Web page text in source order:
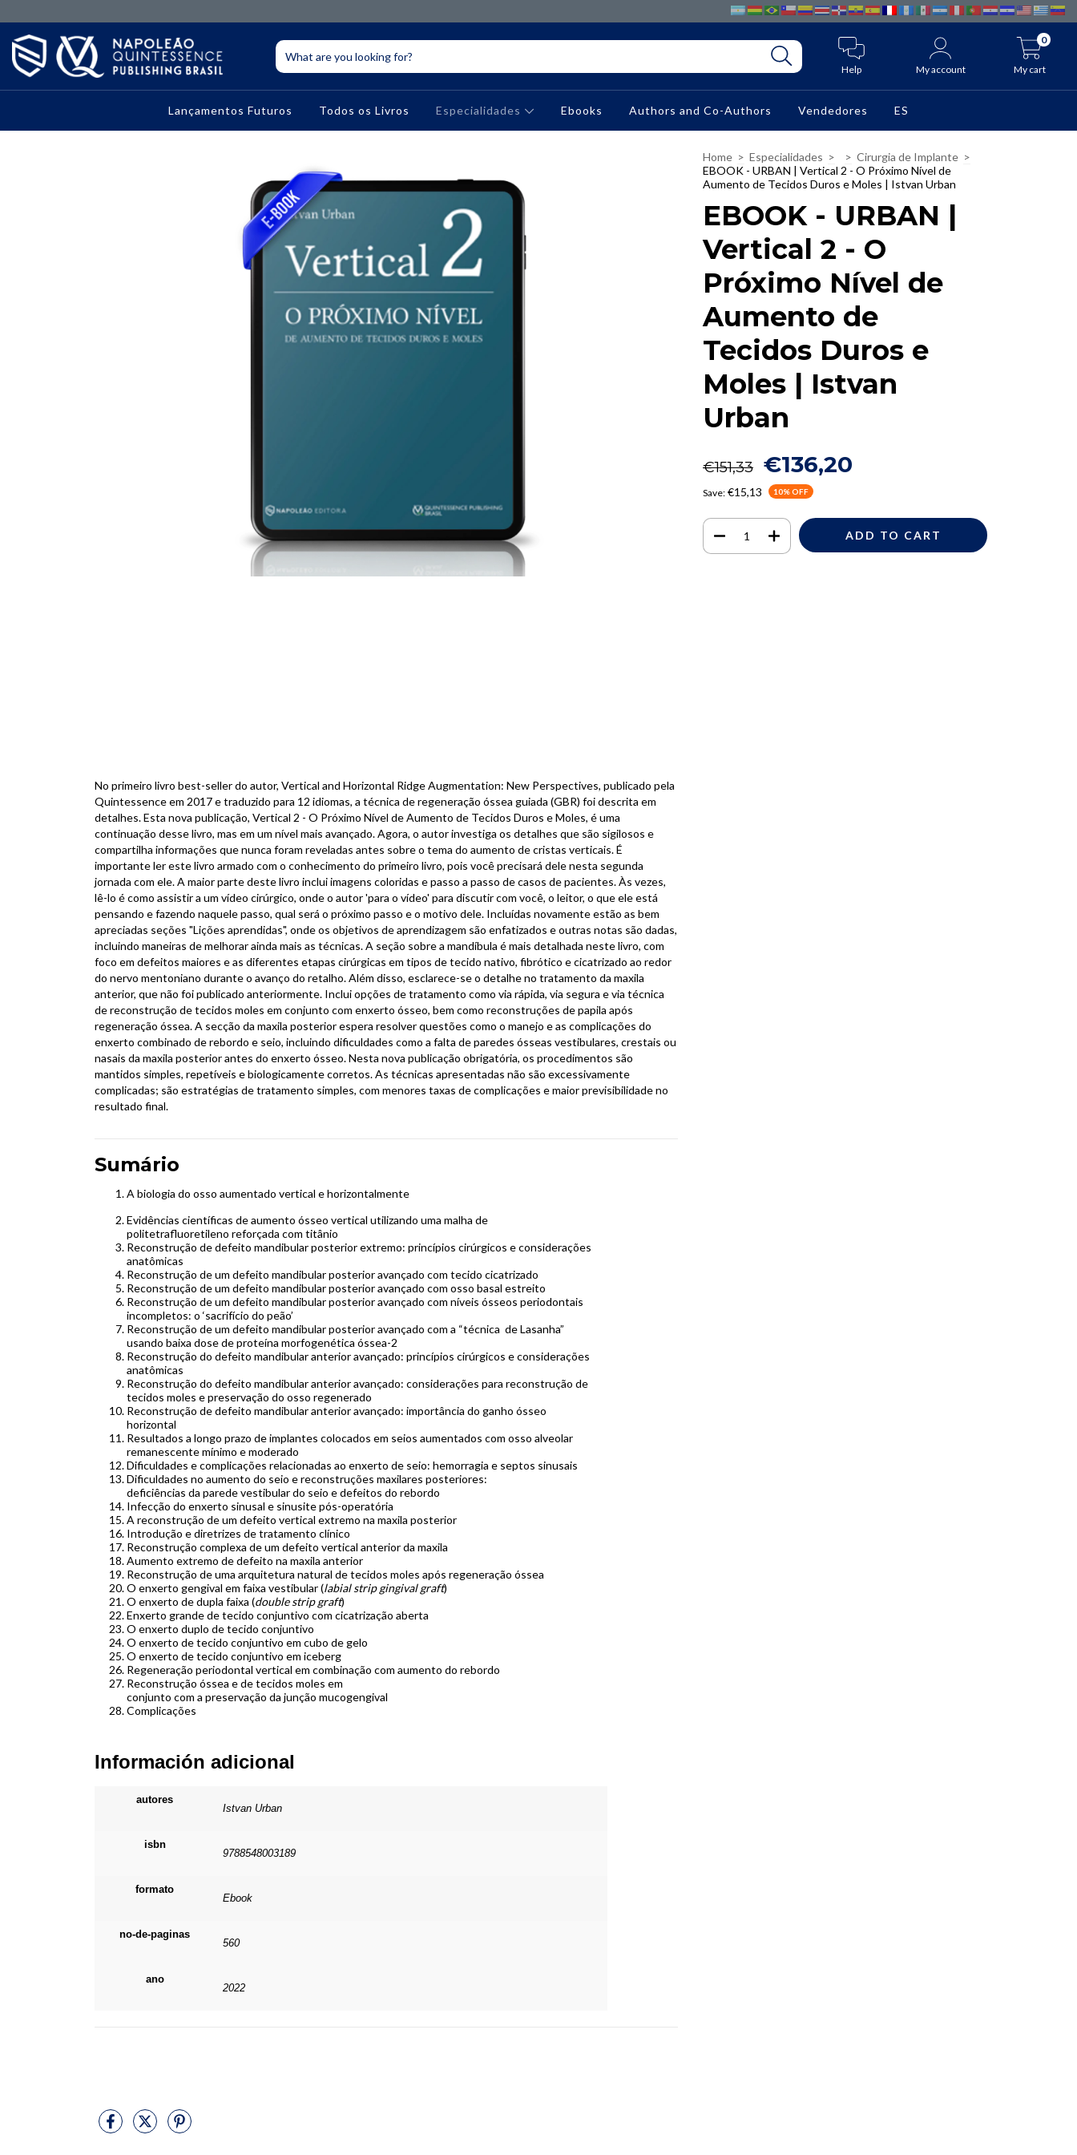
Help My account My cart
0
Lançamentos Futuros Todos os Livros Especialidades Ebooks Authors and Co-Authors Vendedores ES
No primeiro livro best-seller do autor, Vertical and Horizontal Ridge Augmentation: New Perspectives, publicado pela
Quintessence em 2017 e traduzido para 12 idiomas, a técnica de regeneração óssea guiada (GBR) foi descrita em
detalhes. Esta nova publicação, Vertical 2 - O Próximo Nível de Aumento de Tecidos Duros e Moles, é uma
continuação desse livro, mas em um nível mais avançado. Agora, o autor investiga os detalhes que são sigilosos e
compartilha informações que nunca foram reveladas antes sobre o tema do aumento de cristas verticais. É
importante ler este livro armado com o conhecimento do primeiro livro, pois você precisará dele nesta segunda
jornada com ele. A maior parte deste livro inclui imagens coloridas e passo a passo de casos de pacientes. Às vezes,
lê-lo é como assistir a um vídeo cirúrgico, onde o autor 'para o vídeo' para discutir com você, o leitor, o que ele está
pensando e fazendo naquele passo, qual será o próximo passo e o motivo dele. Incluídas novamente estão as bem
apreciadas seções "Lições aprendidas", onde os objetivos de aprendizagem são enfatizados e outras notas são dadas,
incluindo maneiras de melhorar ainda mais as técnicas. A seção sobre a mandíbula é mais detalhada neste livro, com
foco em defeitos maiores e as diferentes etapas cirúrgicas em tipos de tecido nativo, fibrótico e cicatrizado ao redor
do nervo mentoniano durante o avanço do retalho. Além disso, esclarece-se o detalhe no tratamento da maxila
anterior, que não foi publicado anteriormente. Inclui opções de tratamento como via rápida, via segura e via técnica
de reconstrução de tecidos moles em conjunto com enxerto ósseo, bem como reconstruções de papila após
regeneração óssea. A secção da maxila posterior espera resolver questões como o manejo e as complicações do
enxerto combinado de rebordo e seio, incluindo dificuldades como a falta de paredes ósseas vestibulares, crestais ou
nasais da maxila posterior antes do enxerto ósseo. Nesta nova publicação obrigatória, os procedimentos são
mantidos simples, repetíveis e biologicamente corretos. As técnicas apresentadas não são excessivamente
complicadas; são estratégias de tratamento simples, com menores taxas de complicações e maior previsibilidade no
resultado final.
Sumário
A biologia do osso aumentado vertical e horizontalmente
Evidências científicas de aumento ósseo vertical utilizando uma malha de
politetrafluoretileno reforçada com titânio
Reconstrução de defeito mandibular posterior extremo: princípios cirúrgicos e considerações
anatômicas
Reconstrução de um defeito mandibular posterior avançado com tecido cicatrizado
Reconstrução de um defeito mandibular posterior avançado com osso basal estreito
Reconstrução de um defeito mandibular posterior avançado com níveis ósseos periodontais
incompletos: o ‘sacrifício do peão’
Reconstrução de um defeito mandibular posterior avançado com a “técnica de Lasanha”
usando baixa dose de proteína morfogenética óssea-2
Reconstrução do defeito mandibular anterior avançado: princípios cirúrgicos e considerações
anatômicas
Reconstrução do defeito mandibular anterior avançado: considerações para reconstrução de
tecidos moles e preservação do osso regenerado
Reconstrução de defeito mandibular anterior avançado: importância do ganho ósseo
horizontal
Resultados a longo prazo de implantes colocados em seios aumentados com osso alveolar
remanescente mínimo e moderado
Dificuldades e complicações relacionadas ao enxerto de seio: hemorragia e septos sinusais
Dificuldades no aumento do seio e reconstruções maxilares posteriores:
deficiências da parede vestibular do seio e defeitos do rebordo
Infecção do enxerto sinusal e sinusite pós-operatória
A reconstrução de um defeito vertical extremo na maxila posterior
Introdução e diretrizes de tratamento clínico
Reconstrução complexa de um defeito vertical anterior da maxila
Aumento extremo de defeito na maxila anterior
Reconstrução de uma arquitetura natural de tecidos moles após regeneração óssea
O enxerto gengival em faixa vestibular (labial strip gingival graft)
O enxerto de dupla faixa (double strip graft)
Enxerto grande de tecido conjuntivo com cicatrização aberta
O enxerto duplo de tecido conjuntivo
O enxerto de tecido conjuntivo em cubo de gelo
O enxerto de tecido conjuntivo em iceberg
Regeneração periodontal vertical em combinação com aumento do rebordo
Reconstrução óssea e de tecidos moles em
conjunto com a preservação da junção mucogengival
Complicações
Información adicional
autores
Istvan Urban
isbn
9788548003189
formato
Ebook
no-de-paginas
560
ano
2022
Home > Especialidades > > Cirurgia de Implante >
EBOOK - URBAN | Vertical 2 - O Próximo Nível de
Aumento de Tecidos Duros e Moles | Istvan Urban
EBOOK - URBAN |
Vertical 2 - O
Próximo Nível de
Aumento de
Tecidos Duros e
Moles | Istvan
Urban
€151,33 €136,20
Save: €15,13 10% OFF